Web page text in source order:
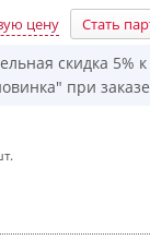
цену Стать
скидка 5%
при